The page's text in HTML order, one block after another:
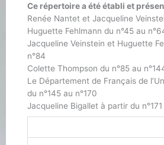
Ce répertoire a été établi et
Renée Nantet et Jacqueline
Huguette Fehlmann du n°45 au
Jacqueline Veinstein et Huguette
n°84
Colette Thompson du n°85 au
Le Département de Français de
du n°145 au n°170
Jacqueline Bigallet à partir du n°171